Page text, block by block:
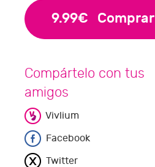
9.99€ Comprar
Compártelo con tus
amigos
Vivlium
Facebook
Twitter